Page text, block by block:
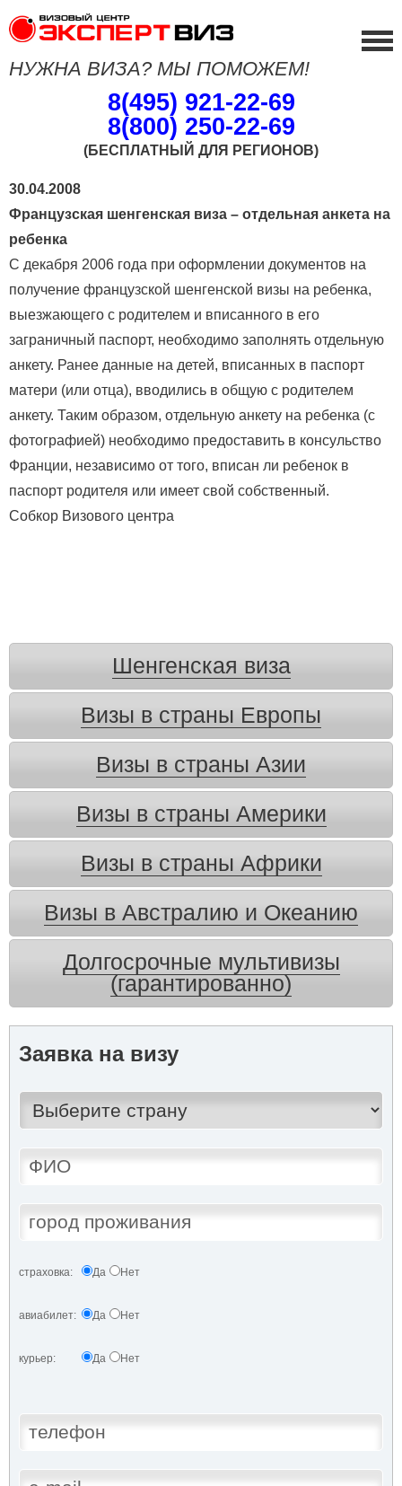
НУЖНА ВИЗА? МЫ ПОМОЖЕМ!
8(495) 921-22-69
8(800) 250-22-69
(БЕСПЛАТНЫЙ ДЛЯ РЕГИОНОВ)
30.04.2008
Французская шенгенская виза – отдельная анкета на
ребенка
С декабря 2006 года при оформлении документов на
получение французской шенгенской визы на ребенка,
выезжающего с родителем и вписанного в его
заграничный паспорт, необходимо заполнять отдельную
анкету. Ранее данные на детей, вписанных в паспорт
матери (или отца), вводились в общую с родителем
анкету. Таким образом, отдельную анкету на ребенка (с
фотографией) необходимо предоставить в консульство
Франции, независимо от того, вписан ли ребенок в
паспорт родителя или имеет свой собственный.
Собкор Визового центра
Шенгенская виза
Визы в страны Европы
Визы в страны Азии
Визы в страны Америки
Визы в страны Африки
Визы в Австралию и Океанию
Долгосрочные мультивизы
(гарантированно)
Заявка на визу
страховка: Да Нет
авиабилет: Да Нет
курьер: Да Нет